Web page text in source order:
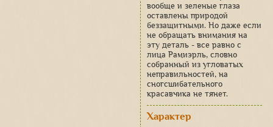
вообще и зеленые глаза
оставлены природой
беззащитными. Но даже если
не обращать внимания на
эту деталь - все равно с
лица Рамиэрль, словно
собранный из угловатых
неправильностей, на
сногсшибательного
красавчика не тянет.
Характер